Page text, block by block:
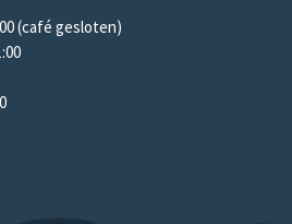
(café gesloten)